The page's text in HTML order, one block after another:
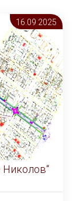
16.09 2025
Николов“